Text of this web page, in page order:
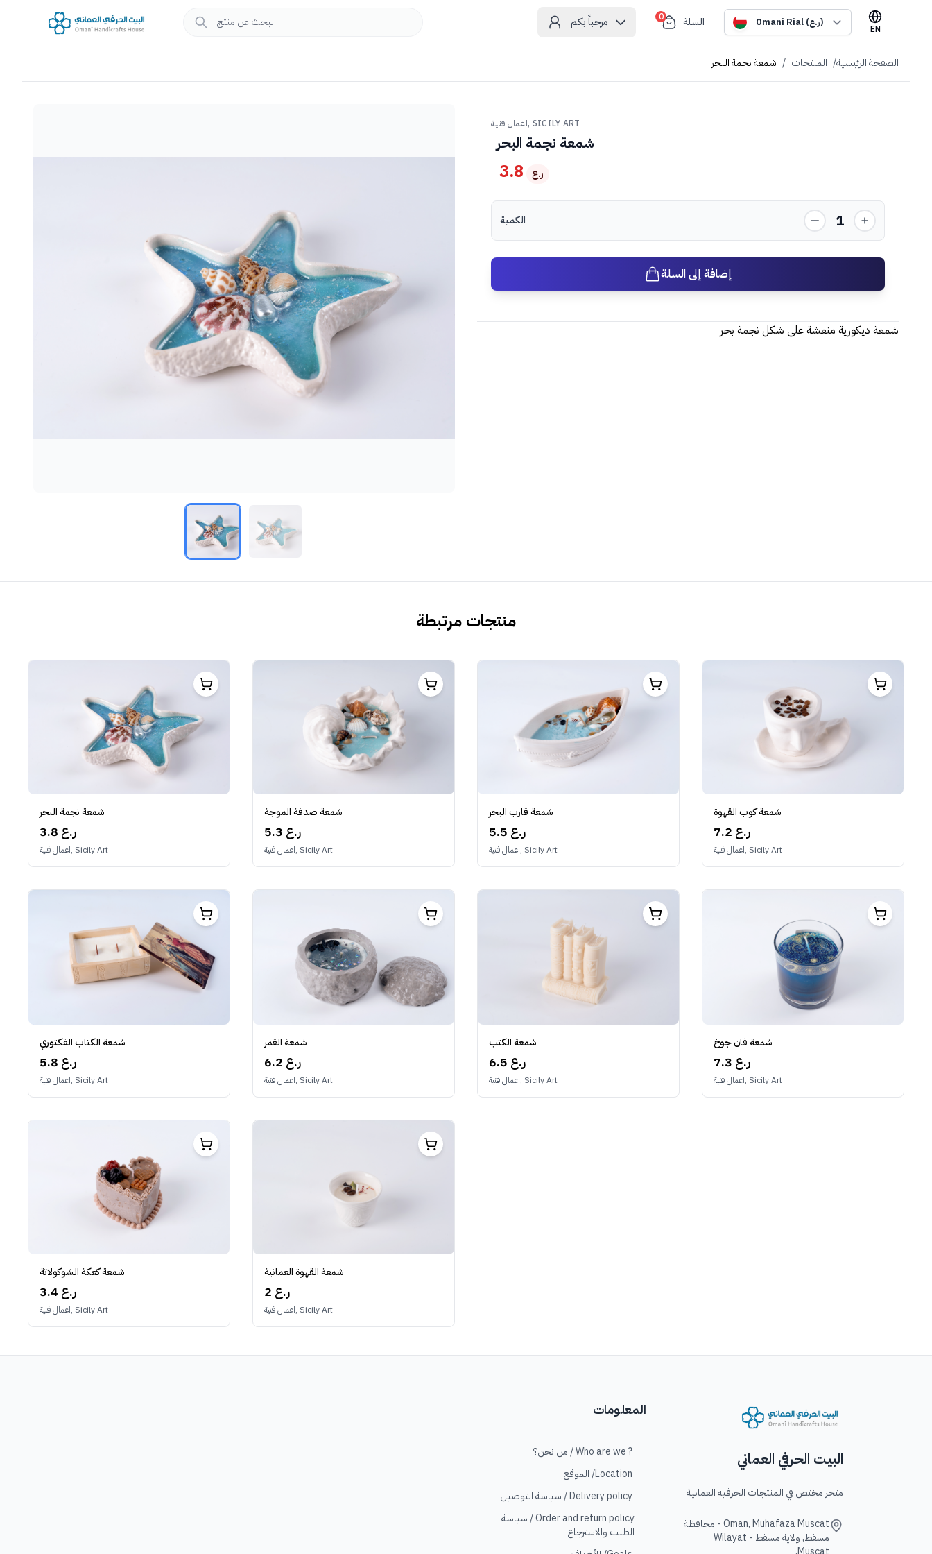
مرحباً بكم 0 السلة Omani Rial (ر.ع)
EN
الصفحة الرئيسية/ المنتجات / شمعة نجمة البحر
اعمال فنية, SICILY ART
شمعة نجمة البحر
3.8 ر.ع
الكمية 1
إضافة إلى السلة
شمعة ديكورية منعشة على شكل نجمة بحر
منتجات مرتبطة
شمعة نجمة البحر
3.8 ر.ع
اعمال فنية, Sicily Art
شمعة صدفة الموجة
5.3 ر.ع
اعمال فنية, Sicily Art
شمعة قارب البحر
5.5 ر.ع
اعمال فنية, Sicily Art
شمعة كوب القهوة
7.2 ر.ع
اعمال فنية, Sicily Art
شمعة الكتاب الفكتوري
5.8 ر.ع
اعمال فنية, Sicily Art
شمعة القمر
6.2 ر.ع
اعمال فنية, Sicily Art
شمعة الكتب
6.5 ر.ع
اعمال فنية, Sicily Art
شمعة فان جوخ
7.3 ر.ع
اعمال فنية, Sicily Art
شمعة كعكة الشوكولاتة
3.4 ر.ع
اعمال فنية, Sicily Art
شمعة القهوة العمانية
2 ر.ع
اعمال فنية, Sicily Art
البيت الحرفي العماني
متجر مختص في المنتجات الحرفيه العمانية
Oman, Muhafaza Muscat - محافظة
مسقط, ولاية مسقط - Wilayat
المعلومات
? Who are we / من نحن؟
Location/ الموقع
Delivery policy / سياسة التوصيل
Order and return policy / سياسة
الطلب والاسترجاع